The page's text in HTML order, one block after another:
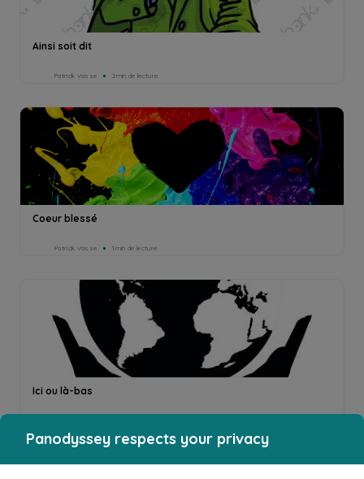
Ainsi soit dit
Patrick Vasse 2min de lecture
Coeur blessé
Patrick Vasse 1min de lecture
Ici ou là-bas
Panodyssey respects your privacy